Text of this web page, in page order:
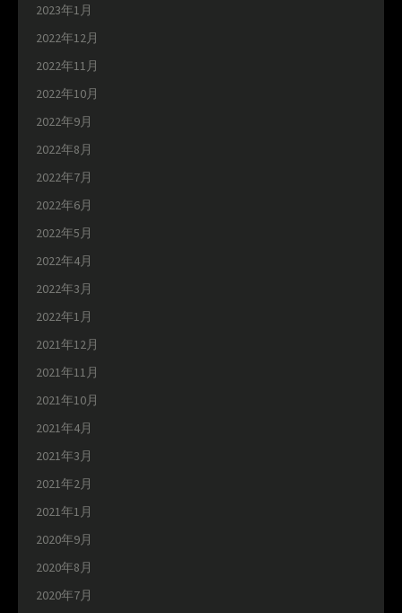
2023年1月
2022年12月
2022年11月
2022年10月
2022年9月
2022年8月
2022年7月
2022年6月
2022年5月
2022年4月
2022年3月
2022年1月
2021年12月
2021年11月
2021年10月
2021年4月
2021年3月
2021年2月
2021年1月
2020年9月
2020年8月
2020年7月